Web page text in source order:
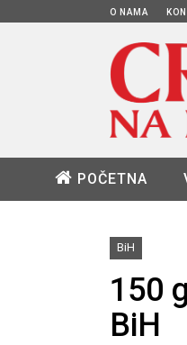
O NAMA
POČETNA
BiH
150
BiH